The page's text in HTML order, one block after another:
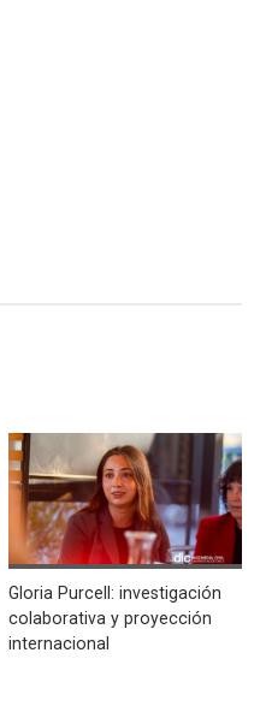
Gloria Purcell: investigación
colaborativa y proyección
internacional